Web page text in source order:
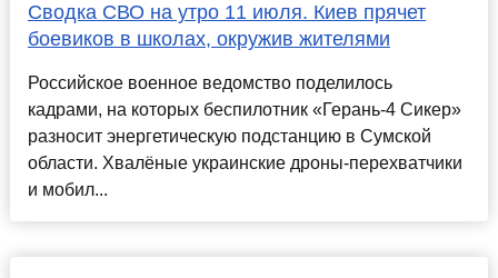
Сводка СВО на утро 11 июля. Киев прячет
боевиков в школах, окружив жителями
Российское военное ведомство поделилось
кадрами, на которых беспилотник «Герань-4 Сикер»
разносит энергетическую подстанцию в Сумской
области. Хвалёные украинские дроны-перехватчики
и мобил...